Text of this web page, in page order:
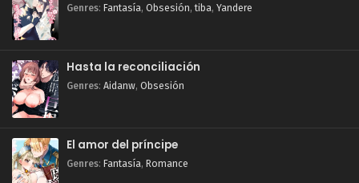
Genres: Fantasía, Obsesión,tiba, Yandere
Hasta la reconciliación
Genres: Aidanw, Obsesión
El amor del príncipe
Genres: Fantasía, Romance